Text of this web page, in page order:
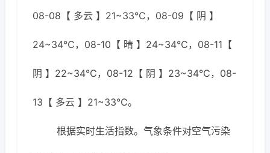
08-08【 多云 】21~33℃，08-09【 阴 】
24~34℃，08-10【 晴 】24~34℃，08-11【
阴 】22~34℃，08-12【 阴 】23~34℃，08-
13【 多云 】21~33℃。
根据实时生活指数。气象条件对空气污染